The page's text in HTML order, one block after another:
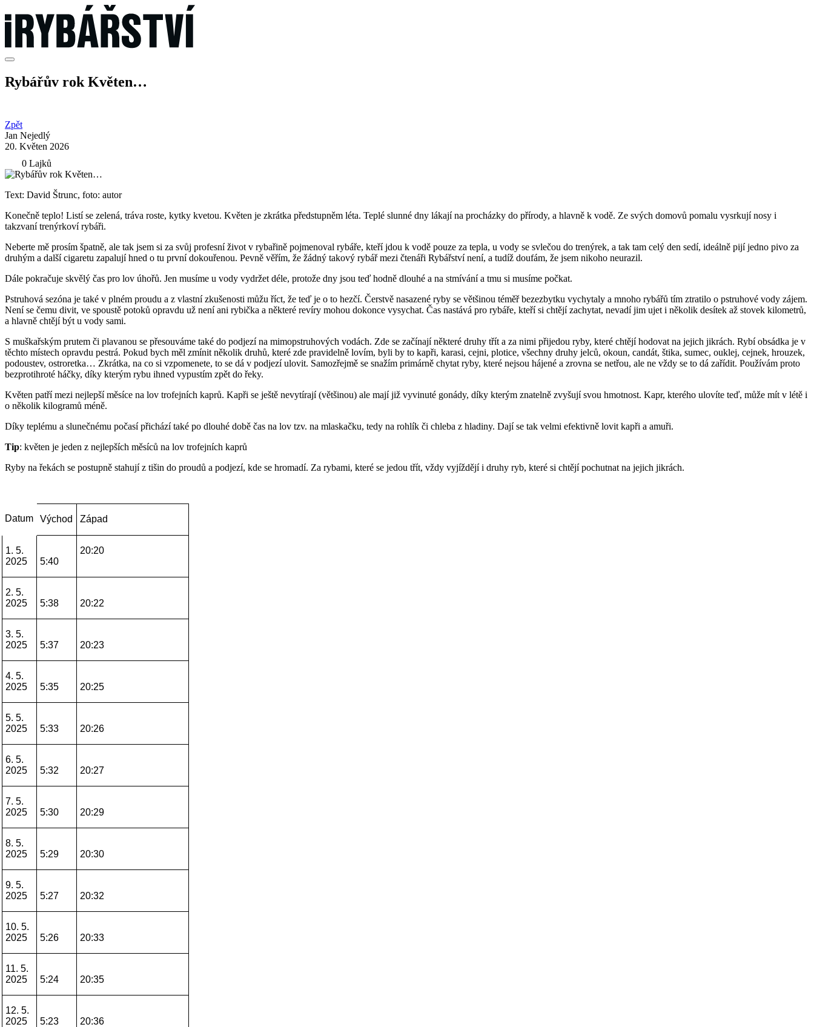
Rybářův rok Květen…
Zpět
Jan Nejedlý
20. Květen 2026
0 Lajků
Text: David Štrunc, foto: autor
Konečně teplo! Listí se zelená, tráva roste, kytky kvetou. Květen je zkrátka předstupněm léta. Teplé slunné dny lákají na procházky do přírody, a hlavně k vodě. Ze svých domovů pomalu vysrkují nosy i
takzvaní trenýrkoví rybáři.
Neberte mě prosím špatně, ale tak jsem si za svůj profesní život v rybařině pojmenoval rybáře, kteří jdou k vodě pouze za tepla, u vody se svlečou do trenýrek, a tak tam celý den sedí, ideálně pijí jedno pivo za
druhým a další cigaretu zapalují hned o tu první dokouřenou. Pevně věřím, že žádný takový rybář mezi čtenáři Rybářství není, a tudíž doufám, že jsem nikoho neurazil.
Dále pokračuje skvělý čas pro lov úhořů. Jen musíme u vody vydržet déle, protože dny jsou teď hodně dlouhé a na stmívání a tmu si musíme počkat.
Pstruhová sezóna je také v plném proudu a z vlastní zkušenosti můžu říct, že teď je o to hezčí. Čerstvě nasazené ryby se většinou téměř bezezbytku vychytaly a mnoho rybářů tím ztratilo o pstruhové vody zájem.
Není se čemu divit, ve spoustě potoků opravdu už není ani rybička a některé revíry mohou dokonce vysychat. Čas nastává pro rybáře, kteří si chtějí zachytat, nevadí jim ujet i několik desítek až stovek kilometrů,
a hlavně chtějí být u vody sami.
S muškařským prutem či plavanou se přesouváme také do podjezí na mimopstruhových vodách. Zde se začínají některé druhy třít a za nimi přijedou ryby, které chtějí hodovat na jejich jikrách. Rybí obsádka je v
těchto místech opravdu pestrá. Pokud bych měl zmínit několik druhů, které zde pravidelně lovím, byli by to kapři, karasi, cejni, plotice, všechny druhy jelců, okoun, candát, štika, sumec, ouklej, cejnek, hrouzek,
podoustev, ostroretka… Zkrátka, na co si vzpomenete, to se dá v podjezí ulovit. Samozřejmě se snažím primárně chytat ryby, které nejsou hájené a zrovna se netřou, ale ne vždy se to dá zařídit. Používám proto
bezprotihroté háčky, díky kterým rybu ihned vypustím zpět do řeky.
Květen patří mezi nejlepší měsíce na lov trofejních kaprů. Kapři se ještě nevytírají (většinou) ale mají již vyvinuté gonády, díky kterým znatelně zvyšují svou hmotnost. Kapr, kterého ulovíte teď, může mít v létě i
o několik kilogramů méně.
Díky teplému a slunečnému počasí přichází také po dlouhé době čas na lov tzv. na mlaskačku, tedy na rohlík či chleba z hladiny. Dají se tak velmi efektivně lovit kapři a amuři.
Tip: květen je jeden z nejlepších měsíců na lov trofejních kaprů
Ryby na řekách se postupně stahují z tišin do proudů a podjezí, kde se hromadí. Za rybami, které se jedou třít, vždy vyjíždějí i druhy ryb, které si chtějí pochutnat na jejich jikrách.
Datum Východ Západ
1. 5.
2025
5:40
20:20
2. 5.
2025
5:38 20:22
3. 5.
2025
5:37 20:23
4. 5.
2025
5:35 20:25
5. 5.
2025
5:33 20:26
6. 5.
2025
5:32 20:27
7. 5.
2025
5:30 20:29
8. 5.
2025
5:29 20:30
9. 5.
2025
5:27 20:32
10. 5.
2025
5:26 20:33
11. 5.
2025
5:24 20:35
12. 5.
2025
5:23 20:36